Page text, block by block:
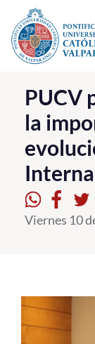
Click acá para ir
La Universidad
Investigación,
PUCV
Vinculación
Admisión
Formación
PUCV
la
Viernes 10